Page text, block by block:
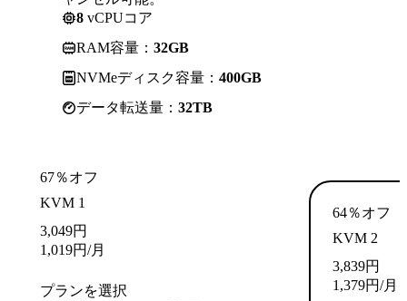
8 vCPUコア
RAM容量： 32GB
NVMeディスク容量： 400GB
データ転送量： 32TB
67％オフ
KVM 1
3,049円
1,019円/月
プランを選択
64％オフ
KVM 2
3,839円
1,379円/月